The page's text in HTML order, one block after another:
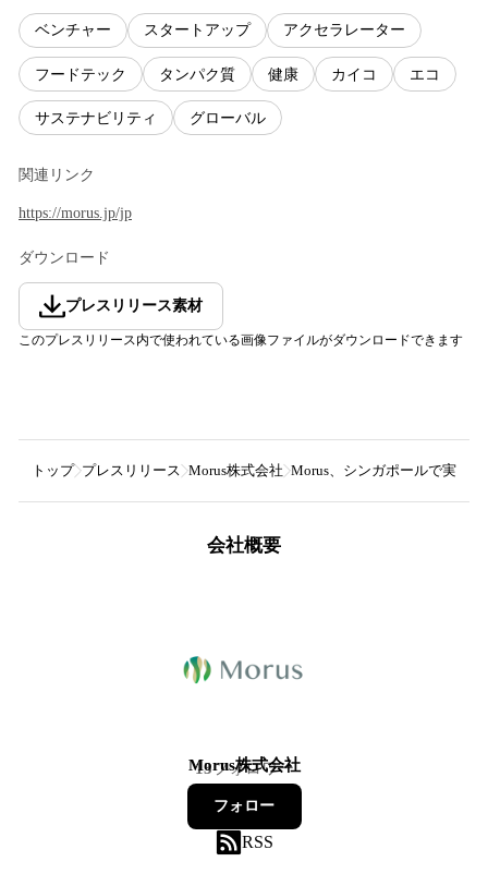
ベンチャー スタートアップ アクセラレーター
フードテック タンパク質 健康 カイコ エコ
サステナビリティ グローバル
関連リンク
https://morus.jp/jp
ダウンロード
プレスリリース素材
このプレスリリース内で使われている画像ファイルがダウンロードできます
トップ プレスリリース Morus株式会社 Morus、シンガポールで実施
会社概要
Morus株式会社
13フォロワー
フォロー
RSS